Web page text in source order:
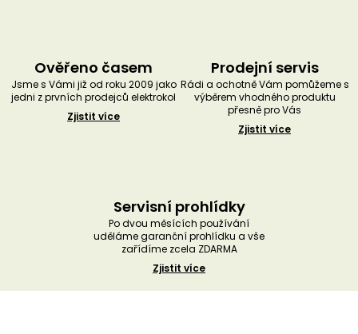
Ověřeno časem
Jsme s Vámi již od roku 2009 jako
jedni z prvních prodejců elektrokol
Zjistit více
Prodejní servis
Rádi a ochotně Vám pomůžeme s
výběrem vhodného produktu
přesně pro Vás
Zjistit více
Servisní prohlídky
Po dvou měsících používání
uděláme garanční prohlídku a vše
zařídíme zcela ZDARMA
Zjistit více